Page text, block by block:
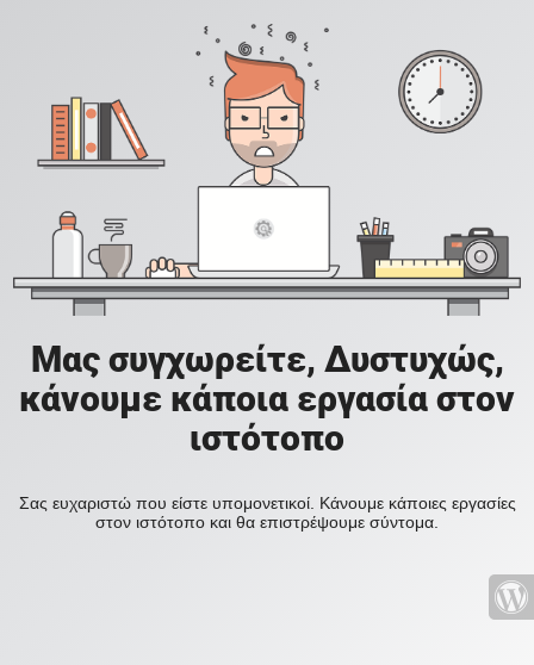
Μας συγχωρείτε, Δυστυχώς,
κάνουμε κάποια εργασία στον
ιστότοπο
Σας ευχαριστώ που είστε υπομονετικοί. Κάνουμε κάποιες εργασίες
στον ιστότοπο και θα επιστρέψουμε σύντομα.